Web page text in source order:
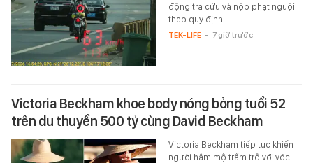
động tra cứu và nộp phạt nguội
theo quy định.
TEK-LIFE - 7 giờ trước
Victoria Beckham khoe body nóng bỏng tuổi 52
trên du thuyền 500 tỷ cùng David Beckham
Victoria Beckham tiếp tục khiến
người hâm mộ trầm trồ với vóc